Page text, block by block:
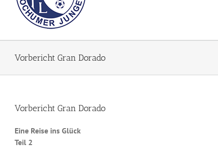
Vorbericht Gran Dorado
Vorbericht Gran Dorado
Eine Reise ins Glück
Teil 2